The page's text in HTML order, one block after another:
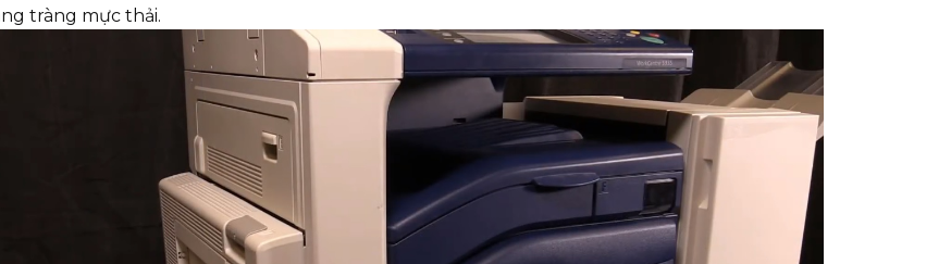
tràng mực thải.